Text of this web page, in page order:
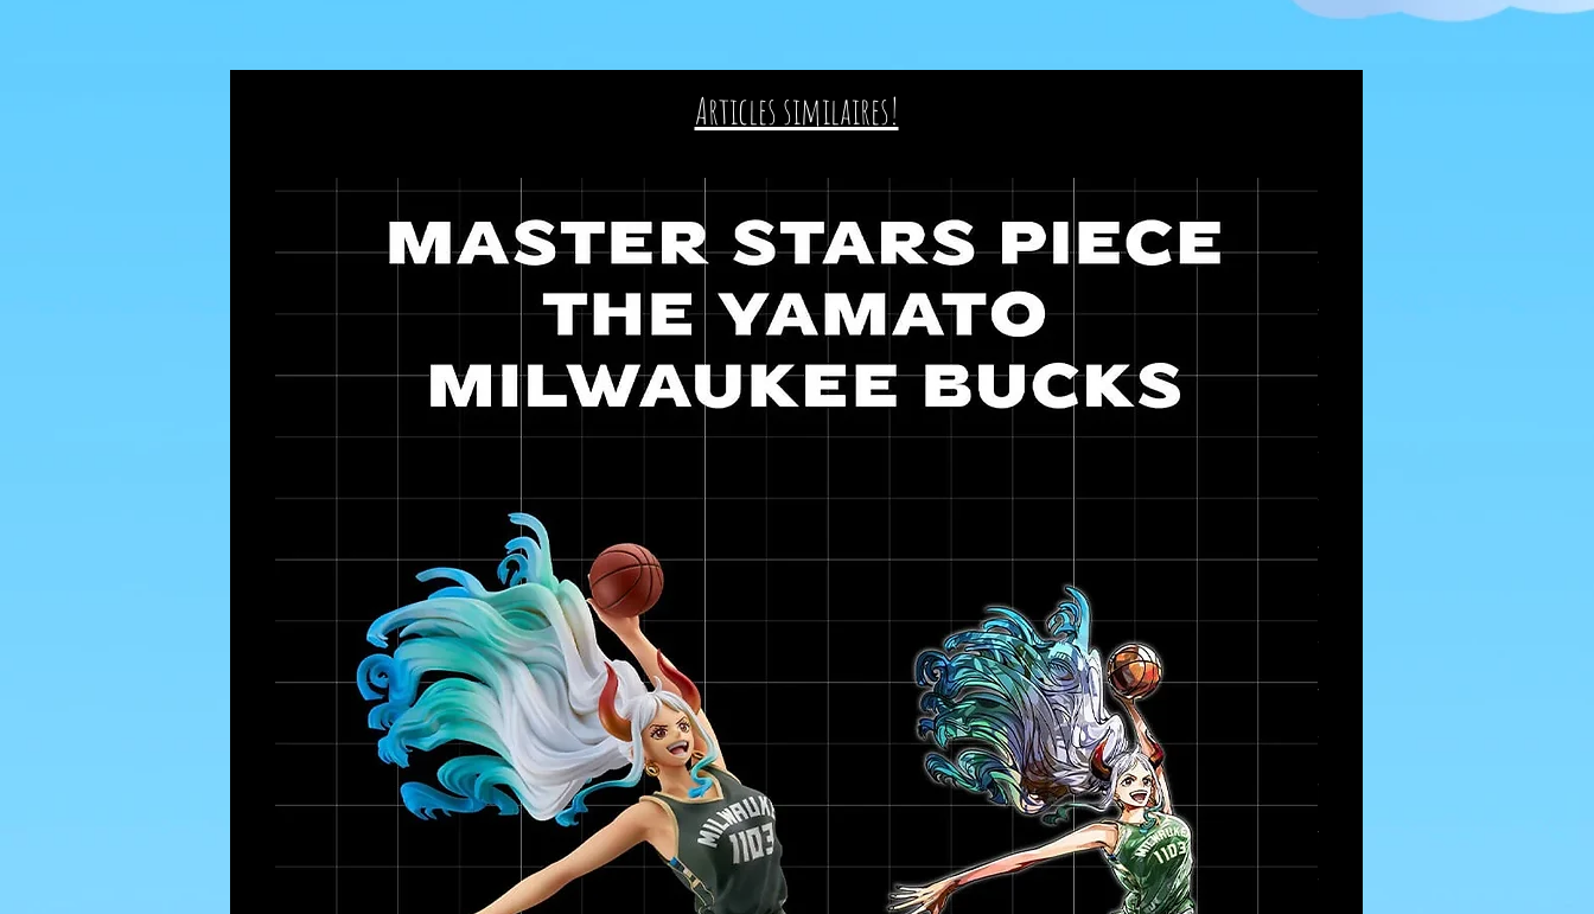
Articles similaires!